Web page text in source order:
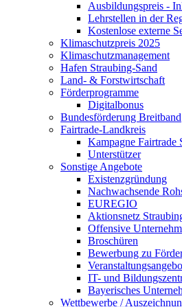
Ausbildungspreis -
Lehrstellen in der
Kostenlose externe
Klimaschutzpreis 2025
Klimaschutzmanagement
Hafen Straubing-Sand
Land- & Forstwirtschaft
Förderprogramme
Digitalbonus
Bundesförderung Breitband
Fairtrade-Landkreis
Kampagne Fairtrade
Unterstützer
Sonstige Angebote
Existenzgründung
Nachwachsende
EUREGIO
Aktionsnetz
Offensive
Broschüren
Bewerbung zu
IT- und
Bayerisches
Wettbewerbe /